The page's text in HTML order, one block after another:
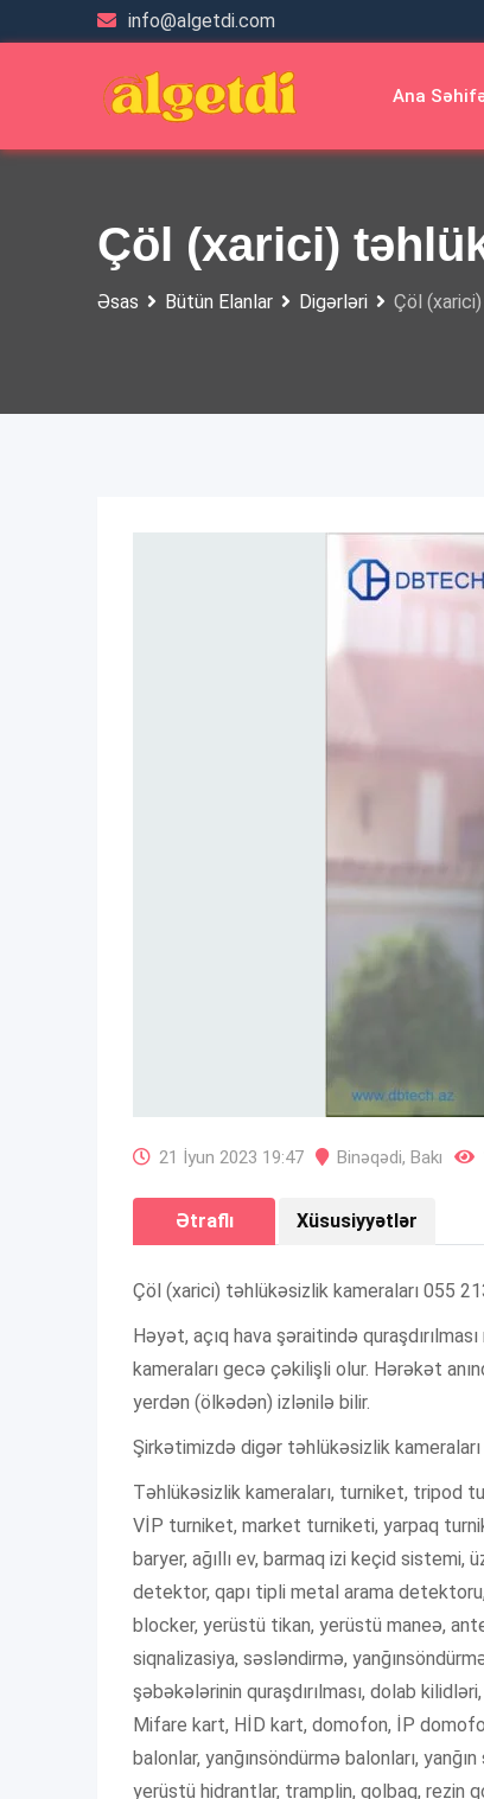
to
info@algetdi.com
Ana
Çöl (xarici)
Əsas Bütün Elanlar Digərləri Çöl
21 İyun 2023 19:47 Binəqədi, Bakı
Ətraflı Xüsusiyyətlər
Çöl (xarici) təhlükəsizlik kameraları 055
Həyət, açıq hava şəraitində
kameraları gecə çəkilişli olur. Hərəkət
yerdən (ölkədən) izlənilə bilir.
Şirkətimizdə digər təhlükəsizlik
Təhlükəsizlik kameraları, turniket, tripod
VİP turniket, market turniketi, yarpaq
baryer, ağıllı ev, barmaq izi keçid
detektor, qapı tipli metal arama
blocker, yerüstü tikan, yerüstü maneə,
siqnalizasiya, səsləndirmə,
şəbəkələrinin quraşdırılması, dolab
Mifare kart, HİD kart, domofon, İP
balonlar, yanğınsöndürmə balonları, yanğın
yerüstü hidrantlar, tramplin, qolbaq, rezin